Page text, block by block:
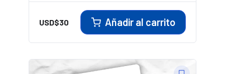
USD$30 Añadir al carrito